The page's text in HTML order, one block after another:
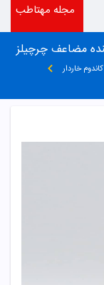
مجله مهتاطب
کاندوم خاردار